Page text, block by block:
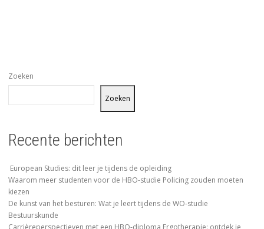
Zoeken
Zoeken
Recente berichten
European Studies: dit leer je tijdens de opleiding
Waarom meer studenten voor de HBO-studie Policing zouden moeten
kiezen
De kunst van het besturen: Wat je leert tijdens de WO-studie
Bestuurskunde